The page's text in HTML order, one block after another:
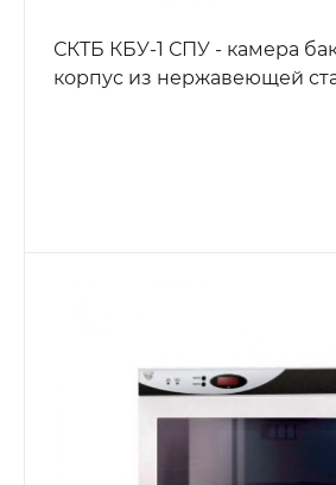
СКТБ КБУ-1 СПУ - камера
корпус из нержавеющей